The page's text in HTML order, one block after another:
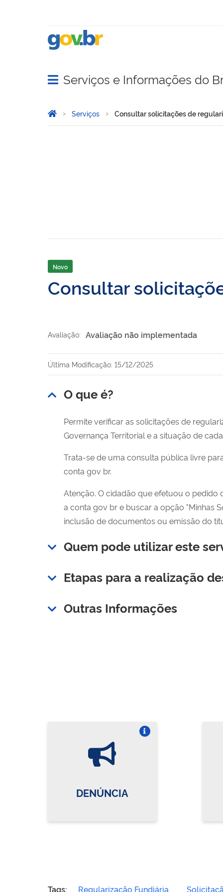
Abrir menu principal de navegação
Serviços e Informações do
Você está aqui:
Página Inicial
Serviços Consultar solicitações de
Novo
Consultar
Avaliação: Avaliação não implementada
Última Modificação: 15/12/2025
O que é?
Permite verificar as solicitações de
Governança Territorial e a situação de
Trata-se de uma consulta pública livre
conta gov br.
Atenção. O cidadão que efetuou o pedido
a conta gov br e buscar a opção "Minhas
inclusão de documentos ou emissão do
Quem pode utilizar este
Etapas para a realização
Outras Informações
DENÚNCIA
Tags: Regularização Fundiária